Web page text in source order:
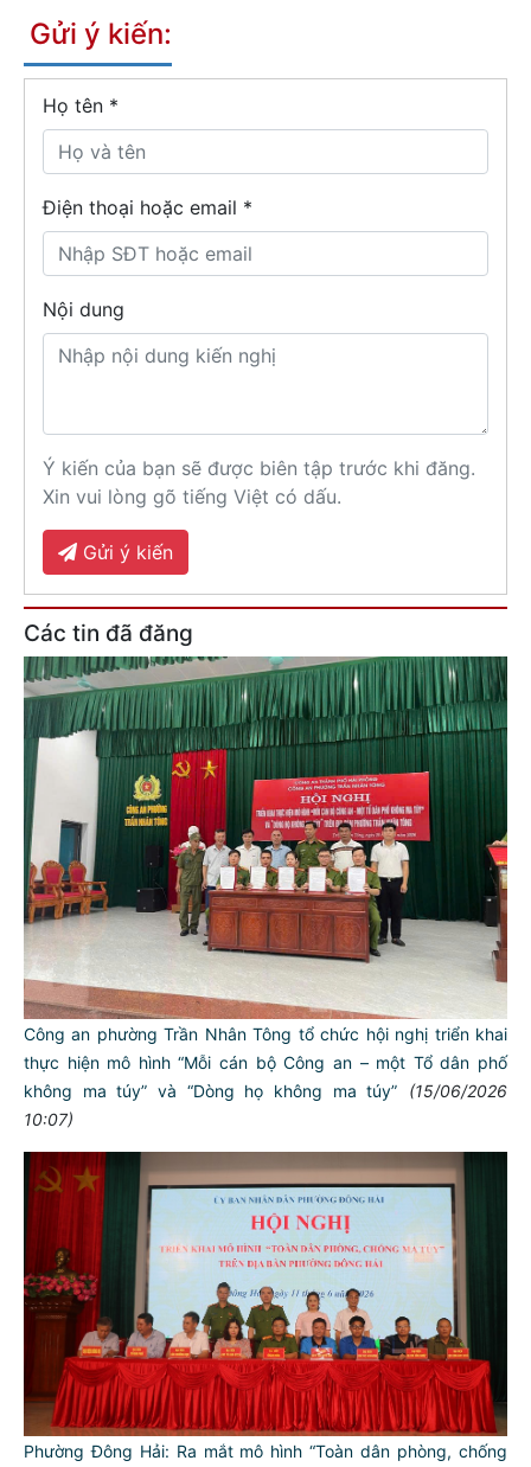
Gửi ý kiến:
Họ tên *
Điện thoại hoặc email *
Nội dung
Ý kiến của bạn sẽ được biên tập trước khi đăng.
Xin vui lòng gõ tiếng Việt có dấu.
Gửi ý kiến
Các tin đã đăng
Công an phường Trần Nhân Tông tổ chức hội nghị triển khai
thực hiện mô hình “Mỗi cán bộ Công an – một Tổ dân phố
không ma túy” và “Dòng họ không ma túy”
(15/06/2026
10:07)
Phường Đông Hải: Ra mắt mô hình “Toàn dân phòng, chống